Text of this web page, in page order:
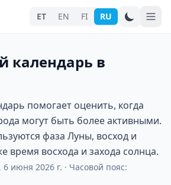
ET EN FI RU
календарь в
помогает оценить, когда
могут быть более активными.
фаза Луны, восход и
время восхода и захода солнца.
6 июня 2026 г. · Часовой пояс: